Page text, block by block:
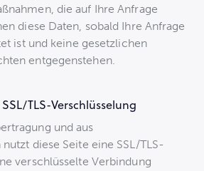
die auf Ihre Anfrage
diese Daten, sobald Ihre Anfrage
ist und keine gesetzlichen
entgegenstehen.
TLS-Verschlüsselung
und aus
diese Seite eine SSL/TLS-
verschlüsselte Verbindung